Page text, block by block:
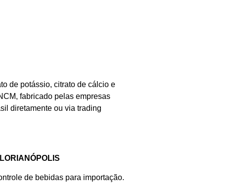
de potássio, citrato de cálcio e
fabricado pelas empresas
diretamente ou via trading
de bebidas para importação.